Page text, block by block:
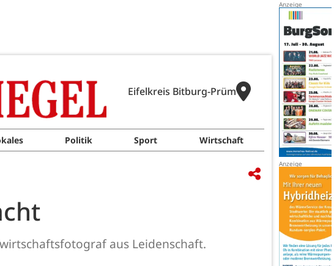
Eifelkreis Bitburg-Prüm
Politik Sport Wirtschaft
aus Leidenschaft.